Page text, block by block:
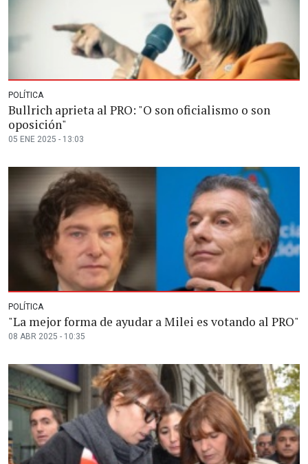
POLÍTICA
Bullrich aprieta al PRO: "O son oficialismo o son
oposición"
05 ENE 2025 - 13:03
POLÍTICA
"La mejor forma de ayudar a Milei es votando al PRO"
08 ABR 2025 - 10:35